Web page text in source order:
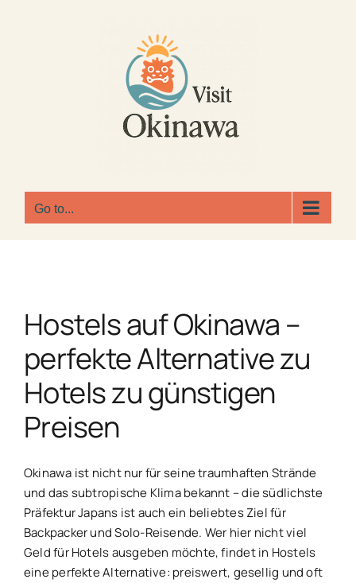
Go to...
Hostels auf Okinawa –
perfekte Alternative zu
Hotels zu günstigen
Preisen
Okinawa ist nicht nur für seine traumhaften Strände
und das subtropische Klima bekannt – die südlichste
Präfektur Japans ist auch ein beliebtes Ziel für
Backpacker und Solo-Reisende. Wer hier nicht viel
Geld für Hotels ausgeben möchte, findet in Hostels
eine perfekte Alternative: preiswert, gesellig und oft